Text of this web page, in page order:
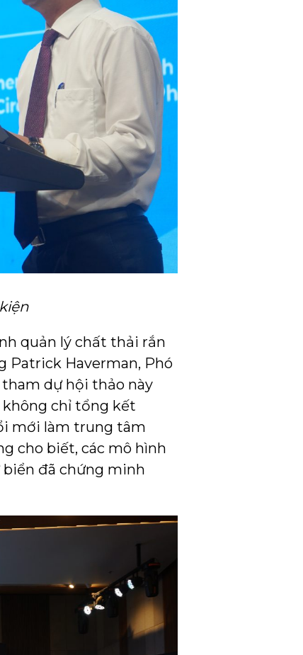
quản lý chất thải rắn
Patrick Haverman, Phó
dự hội thảo này
chỉ tổng kết
mới làm trung tâm
cho biết, các mô hình
biển đã chứng minh